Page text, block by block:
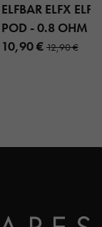
ELFBAR ELFX
POD - 0.8 OHM 3
10,90 €12,90 €